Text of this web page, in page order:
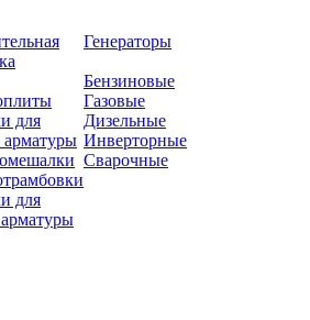
для
арматуры
для
Генераторы
Бензиновые
Газовые
Дизельные
Инверторные
Сварочные